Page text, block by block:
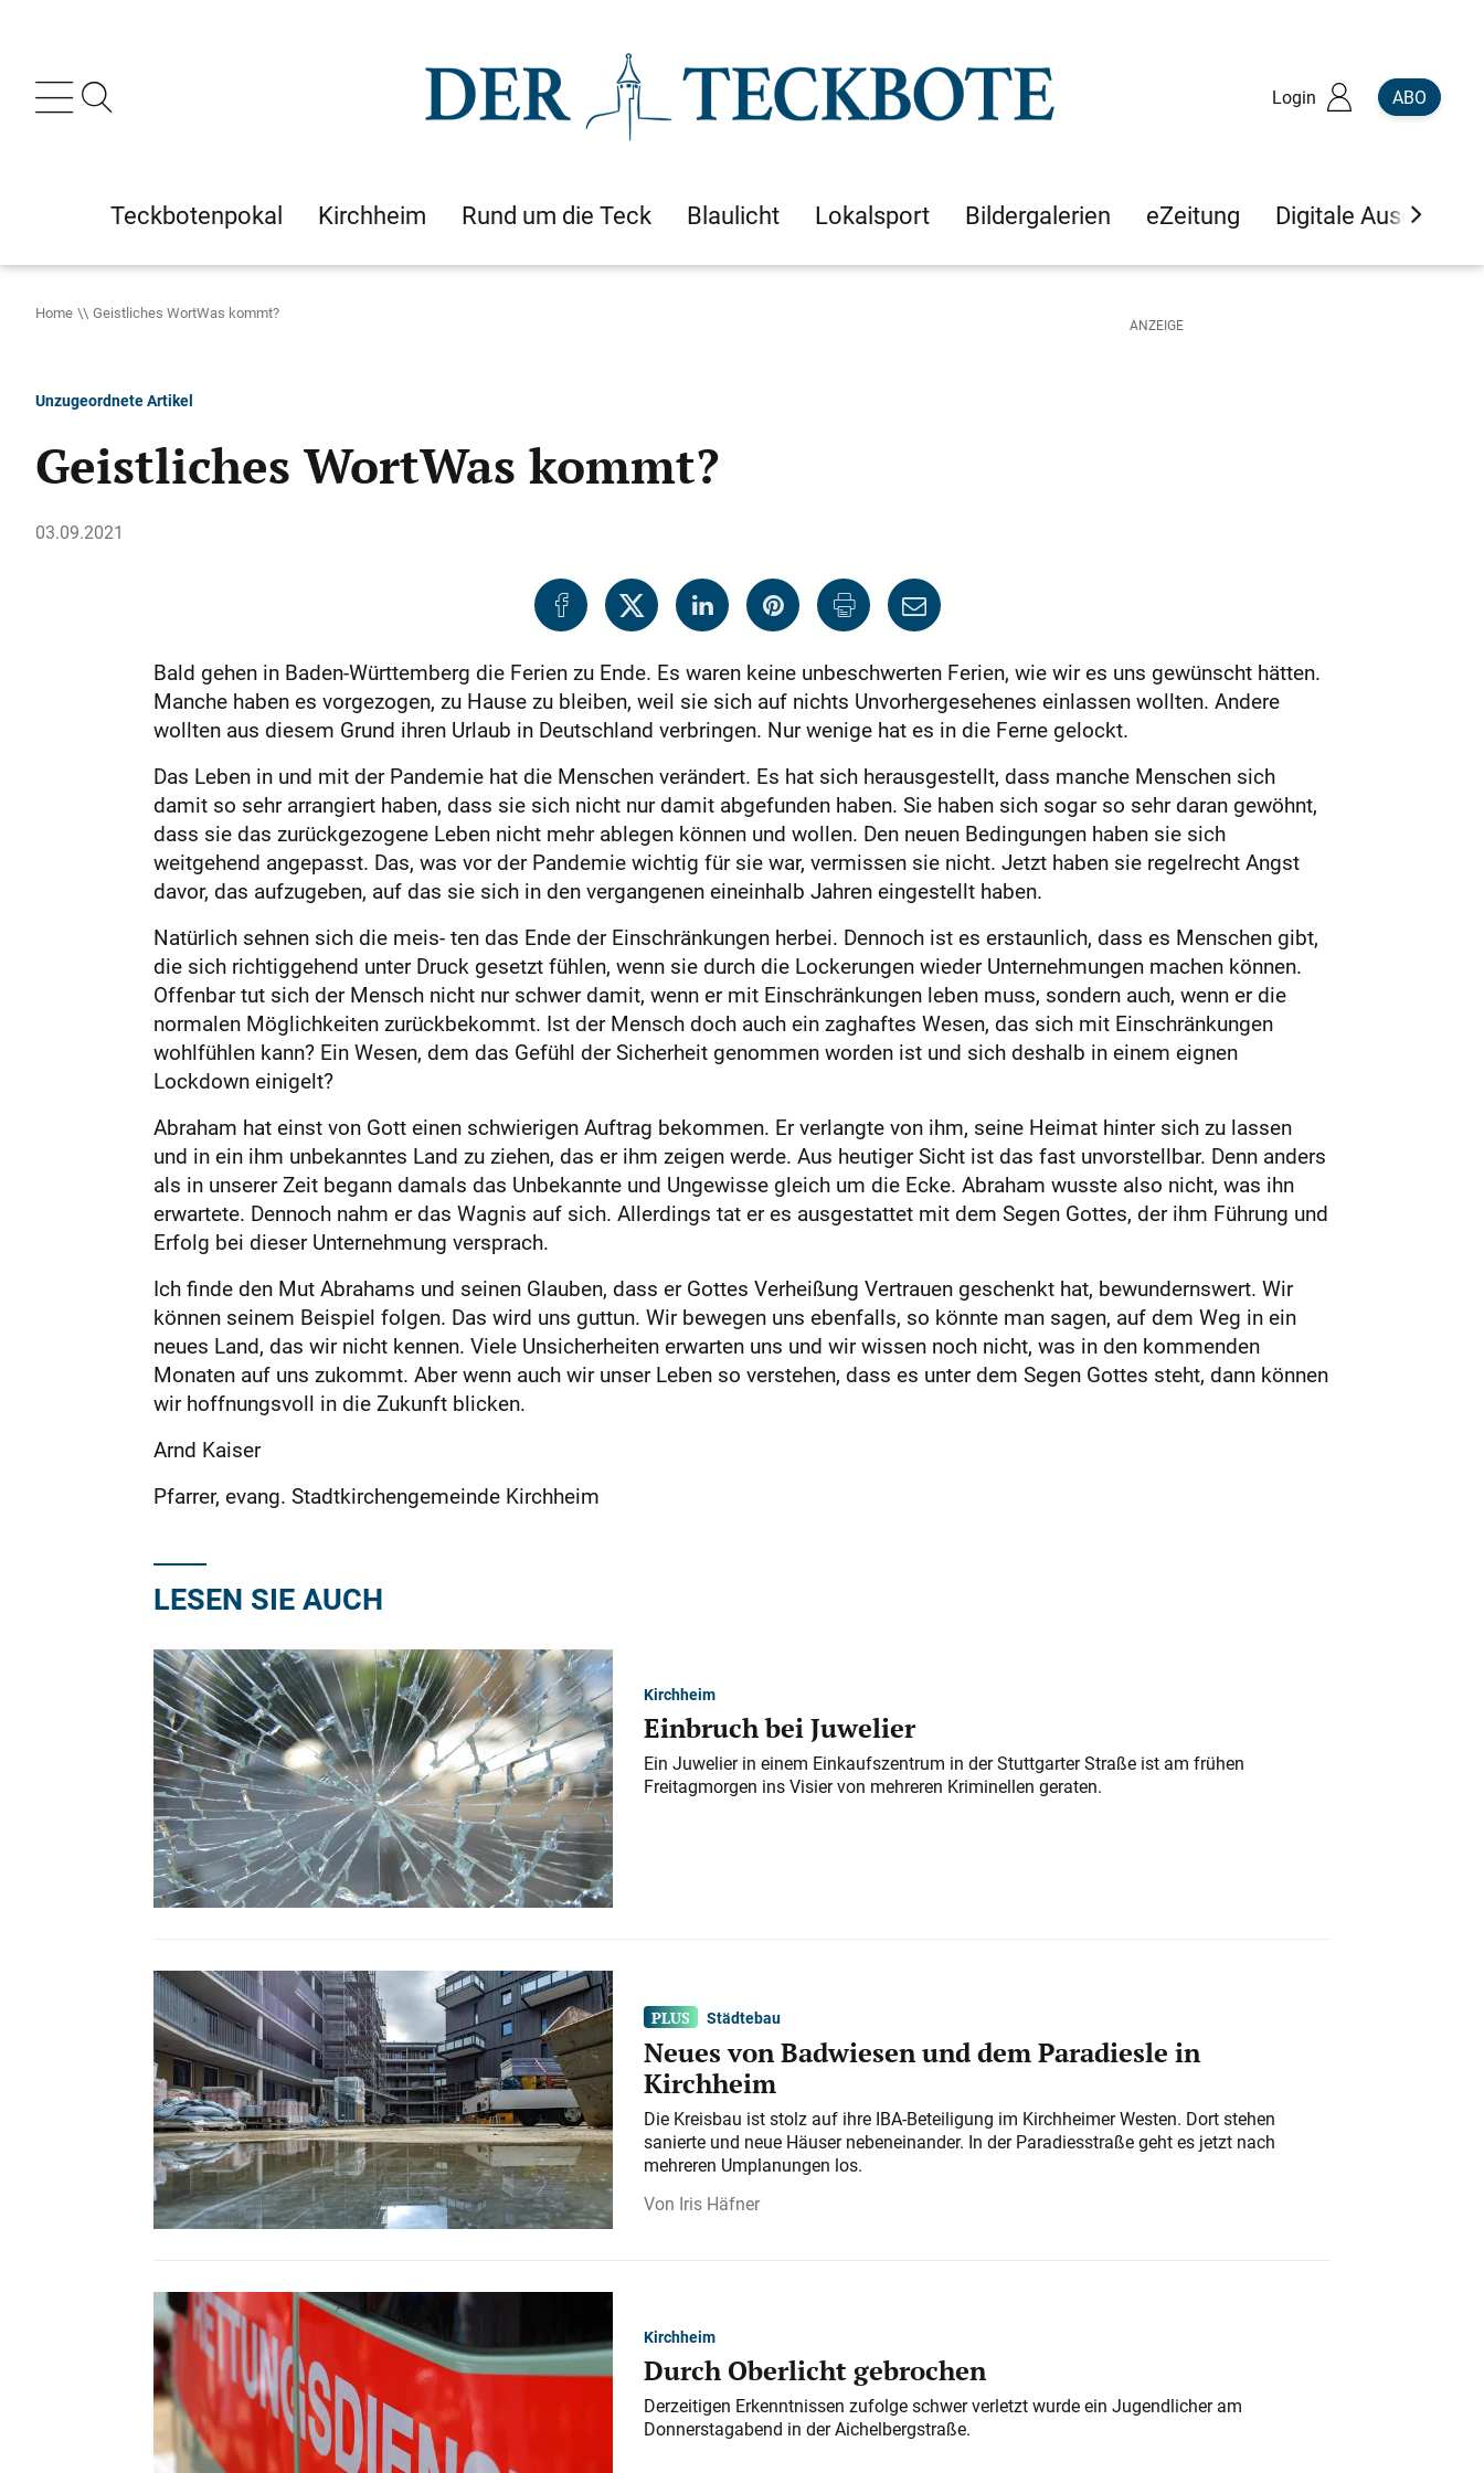
Login ABO
Teckbotenpokal Kirchheim Rund um die Teck Blaulicht Lokalsport Bildergalerien eZeitung Digitale Ausgaben
Home Geistliches WortWas kommt?
Unzugeordnete Artikel
Geistliches WortWas kommt?
03.09.2021
Bald gehen in Baden-Württemberg die Ferien zu Ende. Es waren keine unbeschwerten Ferien, wie wir es uns gewünscht hätten.
Manche haben es vorgezogen, zu Hause zu bleiben, weil sie sich auf nichts Unvorhergesehenes einlassen wollten. Andere
wollten aus diesem Grund ihren Urlaub in Deutschland verbringen. Nur wenige hat es in die Ferne gelockt.
Das Leben in und mit der Pandemie hat die Menschen verändert. Es hat sich herausgestellt, dass manche Menschen sich
damit so sehr arrangiert haben, dass sie sich nicht nur damit abgefunden haben. Sie haben sich sogar so sehr daran gewöhnt,
dass sie das zurückgezogene Leben nicht mehr ablegen können und wollen. Den neuen Bedingungen haben sie sich
weitgehend angepasst. Das, was vor der Pandemie wichtig für sie war, vermissen sie nicht. Jetzt haben sie regelrecht Angst
davor, das aufzugeben, auf das sie sich in den vergangenen eineinhalb Jahren eingestellt haben.
Natürlich sehnen sich die meis- ten das Ende der Einschränkungen herbei. Dennoch ist es erstaunlich, dass es Menschen gibt,
die sich richtiggehend unter Druck gesetzt fühlen, wenn sie durch die Lockerungen wieder Unternehmungen machen können.
Offenbar tut sich der Mensch nicht nur schwer damit, wenn er mit Einschränkungen leben muss, sondern auch, wenn er die
normalen Möglichkeiten zurückbekommt. Ist der Mensch doch auch ein zaghaftes Wesen, das sich mit Einschränkungen
wohlfühlen kann? Ein Wesen, dem das Gefühl der Sicherheit genommen worden ist und sich deshalb in einem eignen
Lockdown einigelt?
Abraham hat einst von Gott einen schwierigen Auftrag bekommen. Er verlangte von ihm, seine Heimat hinter sich zu lassen
und in ein ihm unbekanntes Land zu ziehen, das er ihm zeigen werde. Aus heutiger Sicht ist das fast unvorstellbar. Denn anders
als in unserer Zeit begann damals das Unbekannte und Ungewisse gleich um die Ecke. Abraham wusste also nicht, was ihn
erwartete. Dennoch nahm er das Wagnis auf sich. Allerdings tat er es ausgestattet mit dem Segen Gottes, der ihm Führung und
Erfolg bei dieser Unternehmung versprach.
Ich finde den Mut Abrahams und seinen Glauben, dass er Gottes Verheißung Vertrauen geschenkt hat, bewundernswert. Wir
können seinem Beispiel folgen. Das wird uns guttun. Wir bewegen uns ebenfalls, so könnte man sagen, auf dem Weg in ein
neues Land, das wir nicht kennen. Viele Unsicherheiten erwarten uns und wir wissen noch nicht, was in den kommenden
Monaten auf uns zukommt. Aber wenn auch wir unser Leben so verstehen, dass es unter dem Segen Gottes steht, dann können
wir hoffnungsvoll in die Zukunft blicken.
Arnd Kaiser
Pfarrer, evang. Stadtkirchengemeinde Kirchheim
LESEN SIE AUCH
Kirchheim
Einbruch bei Juwelier
Ein Juwelier in einem Einkaufszentrum in der Stuttgarter Straße ist am frühen
Freitagmorgen ins Visier von mehreren Kriminellen geraten.
Städtebau
Neues von Badwiesen und dem Paradiesle in
Kirchheim
Die Kreisbau ist stolz auf ihre IBA-Beteiligung im Kirchheimer Westen. Dort stehen
sanierte und neue Häuser nebeneinander. In der Paradiesstraße geht es jetzt nach
mehreren Umplanungen los.
Iris Häfner
Kirchheim
Durch Oberlicht gebrochen
Derzeitigen Erkenntnissen zufolge schwer verletzt wurde ein Jugendlicher am
Donnerstagabend in der Aichelbergstraße.